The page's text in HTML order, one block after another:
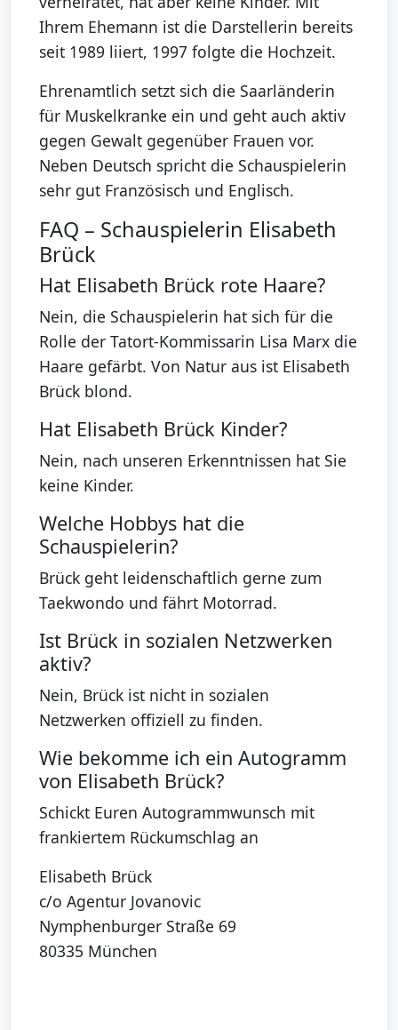
Ihrem Ehemann ist die Darstellerin bereits
seit 1989 liiert, 1997 folgte die Hochzeit.
Ehrenamtlich setzt sich die Saarländerin
für Muskelkranke ein und geht auch aktiv
gegen Gewalt gegenüber Frauen vor.
Neben Deutsch spricht die Schauspielerin
sehr gut Französisch und Englisch.
FAQ – Schauspielerin Elisabeth
Brück
Hat Elisabeth Brück rote Haare?
Nein, die Schauspielerin hat sich für die
Rolle der Tatort-Kommissarin Lisa Marx die
Haare gefärbt. Von Natur aus ist Elisabeth
Brück blond.
Hat Elisabeth Brück Kinder?
Nein, nach unseren Erkenntnissen hat Sie
keine Kinder.
Welche Hobbys hat die
Schauspielerin?
Brück geht leidenschaftlich gerne zum
Taekwondo und fährt Motorrad.
Ist Brück in sozialen Netzwerken
aktiv?
Nein, Brück ist nicht in sozialen
Netzwerken offiziell zu finden.
Wie bekomme ich ein Autogramm
von Elisabeth Brück?
Schickt Euren Autogrammwunsch mit
frankiertem Rückumschlag an
Elisabeth Brück
c/o Agentur Jovanovic
Nymphenburger Straße 69
80335 München